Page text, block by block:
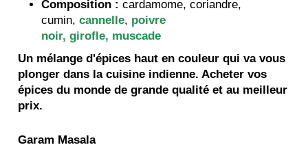
Composition :cardamome, coriandre,
cumin, cannelle, poivre
noir, girofle, muscade
Un mélange d'épices haut en couleur qui va vous
plonger dans la cuisine indienne. Acheter vos
épices du monde de grande qualité et au meilleur
prix.
Garam Masala